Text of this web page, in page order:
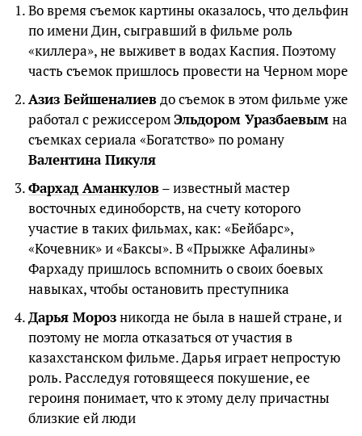
Во время съемок картины оказалось, что дельфин
по имени Дин, сыгравший в фильме роль
«киллера», не выживет в водах Каспия. Поэтому
часть съемок пришлось провести на Черном море
Азиз Бейшеналиевдо съемок в этом фильме уже
работал с режиссеромЭльдором Уразбаевымна
съемках сериала «Богатство» по роману
Валентина Пикуля
Фархад Аманкулов– известный мастер
восточных единоборств, на счету которого
участие в таких фильмах, как: «Бейбарс»,
«Кочевник» и «Баксы». В «Прыжке Афалины»
Фархаду пришлось вспомнить о своих боевых
навыках, чтобы остановить преступника
Дарья Морозникогда не была в нашей стране, и
поэтому не могла отказаться от участия в
казахстанском фильме. Дарья играет непростую
роль. Расследуя готовящееся покушение, ее
героиня понимает, что к этому делу причастны
близкие ей люди